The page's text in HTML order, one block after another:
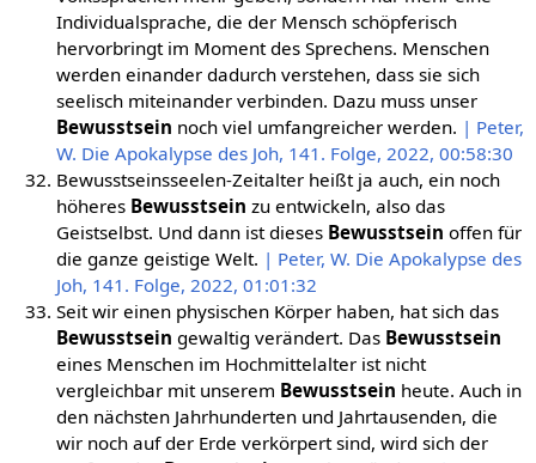
Individualsprache, die der Mensch schöpferisch
hervorbringt im Moment des Sprechens. Menschen
werden einander dadurch verstehen, dass sie sich
seelisch miteinander verbinden. Dazu muss unser
Bewusstsein noch viel umfangreicher werden. | Peter,
W. Die Apokalypse des Joh, 141. Folge, 2022, 00:58:30
Bewusstseinsseelen-Zeitalter heißt ja auch, ein noch
höheres Bewusstsein zu entwickeln, also das
Geistselbst. Und dann ist dieses Bewusstsein offen für
die ganze geistige Welt. | Peter, W. Die Apokalypse des
Joh, 141. Folge, 2022, 01:01:32
Seit wir einen physischen Körper haben, hat sich das
Bewusstsein gewaltig verändert. Das Bewusstsein
eines Menschen im Hochmittelalter ist nicht
vergleichbar mit unserem Bewusstsein heute. Auch in
den nächsten Jahrhunderten und Jahrtausenden, die
wir noch auf der Erde verkörpert sind, wird sich der